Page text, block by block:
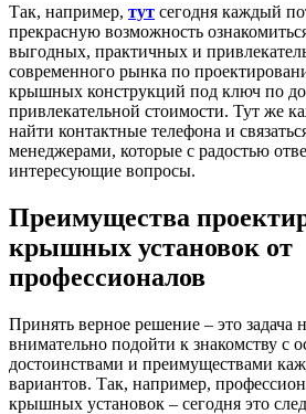
Так, например, тут сегодня каждый
прекрасную возможность
выгодных, практичных и
современного рынка по
крышных конструкций под ключ по
привлекательной стоимости. Тут же
найти контактные телефона и
менеджерами, которые с радостью
интересующие вопросы.
Преимущества
крышных установок от
профессионалов
Принять верное решение – это задача
внимательно подойти к знакомству с
достоинствами и преимуществами
вариантов. Так, например,
крышных установок – сегодня это